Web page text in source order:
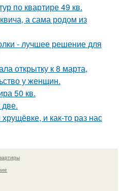
по квартире 49 кв.
а сама родом из
- лучшее решение для
открытку к 8 марта,
у женщин.
50 кв.
и как-то раз нас